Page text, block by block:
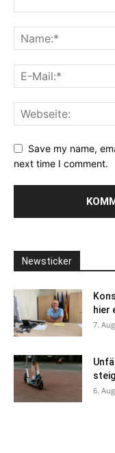
Save my name,
next time I comment.
Newsticker
hier
7.
6.